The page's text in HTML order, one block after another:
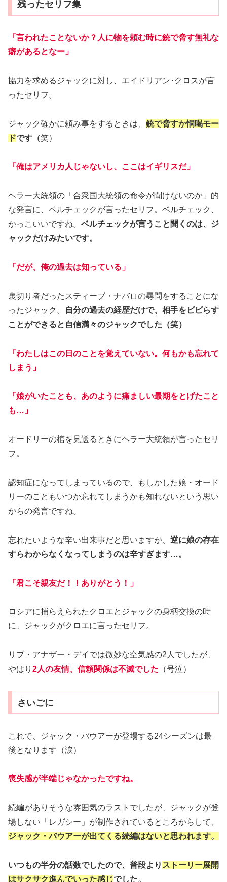
残ったセリフ集
「言われたことないか？人に物を頼む時に銃で脅す無礼な
癖があるとなー」
協力を求めるジャックに対し、エイドリアン･クロスが言
ったセリフ。
ジャック確かに頼み事をするときは、 銃で脅すか恫喝モー
ドです（笑）
「俺はアメリカ人じゃないし、ここはイギリスだ」
ヘラー大統領の「合衆国大統領の命令が聞けないのか」的
な発言に、ベルチェックが言ったセリフ。ベルチェック、
かっこいいですね。 ベルチェックが言うこと聞くのは、ジ
ャックだけみたいです。
「だが、俺の過去は知っている」
裏切り者だったスティーブ・ナバロの尋問をすることにな
ったジャック。
自分の過去の経歴だけで、相手をビビらす
ことができると自信満々のジャックでした（笑）
「わたしはこの日のことを覚えていない。何もかも忘れて
しまう」
「娘がいたことも、あのように痛ましい最期をとげたこと
も…」
オードリーの棺を見送るときにヘラー大統領が言ったセリ
フ。
認知症になってしまっているので、もしかした娘・オード
リーのこともいつか忘れてしまうかも知れないという思い
からの発言ですね。
忘れたいような辛い出来事だと思いますが、 逆に娘の存在
すらわからなくなってしまうのは辛すぎます…。
「君こそ親友だ！！ありがとう！」
ロシアに捕らえられたクロエとジャックの身柄交換の時
に、ジャックがクロエに言ったセリフ。
リブ・アナザー・デイでは微妙な空気感の2人でしたが、
やはり 2人の友情、信頼関係は不滅でした （号泣）
さいごに
これで、ジャック・バウアーが登場する24シーズンは最
後となります（涙）
喪失感が半端じゃなかったですね。
続編がありそうな雰囲気のラストでしたが、ジャックが登
場しない「レガシー」が制作されているところからして、
ジャック・バウアーが出てくる続編はないと思われます。
いつもの半分の話数でしたので、普段より ストーリー展開
はサクサク進んでいった感じでした。